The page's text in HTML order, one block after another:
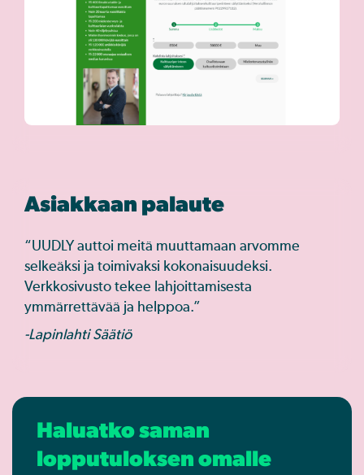
Asiakkaan palaute
“UUDLY auttoi meitä muuttamaan arvomme
selkeäksi ja toimivaksi kokonaisuudeksi.
Verkkosivusto tekee lahjoittamisesta
ymmärrettävää ja helppoa.”
-Lapinlahti Säätiö
Haluatko saman
lopputuloksen omalle